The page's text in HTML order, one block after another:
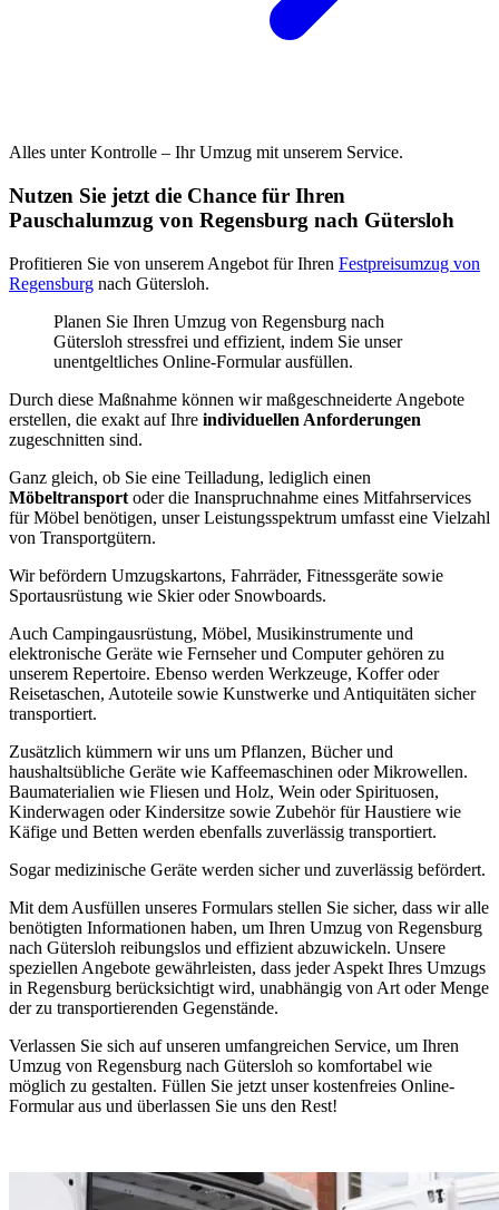
Alles unter Kontrolle – Ihr Umzug mit unserem Service.
Nutzen Sie jetzt die Chance für Ihren
Pauschalumzug von Regensburg nach Gütersloh
Profitieren Sie von unserem Angebot für Ihren Festpreisumzug von
Regensburg nach Gütersloh.
Planen Sie Ihren Umzug von Regensburg nach
Gütersloh stressfrei und effizient, indem Sie unser
unentgeltliches Online-Formular ausfüllen.
Durch diese Maßnahme können wir maßgeschneiderte Angebote
erstellen, die exakt auf Ihre individuellen Anforderungen
zugeschnitten sind.
Ganz gleich, ob Sie eine Teilladung, lediglich einen
Möbeltransport oder die Inanspruchnahme eines Mitfahrservices
für Möbel benötigen, unser Leistungsspektrum umfasst eine Vielzahl
von Transportgütern.
Wir befördern Umzugskartons, Fahrräder, Fitnessgeräte sowie
Sportausrüstung wie Skier oder Snowboards.
Auch Campingausrüstung, Möbel, Musikinstrumente und
elektronische Geräte wie Fernseher und Computer gehören zu
unserem Repertoire. Ebenso werden Werkzeuge, Koffer oder
Reisetaschen, Autoteile sowie Kunstwerke und Antiquitäten sicher
transportiert.
Zusätzlich kümmern wir uns um Pflanzen, Bücher und
haushaltsübliche Geräte wie Kaffeemaschinen oder Mikrowellen.
Baumaterialien wie Fliesen und Holz, Wein oder Spirituosen,
Kinderwagen oder Kindersitze sowie Zubehör für Haustiere wie
Käfige und Betten werden ebenfalls zuverlässig transportiert.
Sogar medizinische Geräte werden sicher und zuverlässig befördert.
Mit dem Ausfüllen unseres Formulars stellen Sie sicher, dass wir alle
benötigten Informationen haben, um Ihren Umzug von Regensburg
nach Gütersloh reibungslos und effizient abzuwickeln. Unsere
speziellen Angebote gewährleisten, dass jeder Aspekt Ihres Umzugs
in Regensburg berücksichtigt wird, unabhängig von Art oder Menge
der zu transportierenden Gegenstände.
Verlassen Sie sich auf unseren umfangreichen Service, um Ihren
Umzug von Regensburg nach Gütersloh so komfortabel wie
möglich zu gestalten. Füllen Sie jetzt unser kostenfreies Online-
Formular aus und überlassen Sie uns den Rest!